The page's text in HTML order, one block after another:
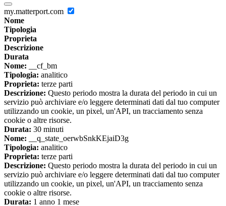
my.matterport.com
Nome
Tipologia
Proprieta
Descrizione
Durata
Nome: __cf_bm
Tipologia: analitico
Proprieta: terze parti
Descrizione: Questo periodo mostra la durata del periodo in cui un
servizio può archiviare e/o leggere determinati dati dal tuo computer
utilizzando un cookie, un pixel, un'API, un tracciamento senza
cookie o altre risorse.
Durata: 30 minuti
Nome: __q_state_oerwbSnkKEjaiD3g
Tipologia: analitico
Proprieta: terze parti
Descrizione: Questo periodo mostra la durata del periodo in cui un
servizio può archiviare e/o leggere determinati dati dal tuo computer
utilizzando un cookie, un pixel, un'API, un tracciamento senza
cookie o altre risorse.
Durata: 1 anno 1 mese